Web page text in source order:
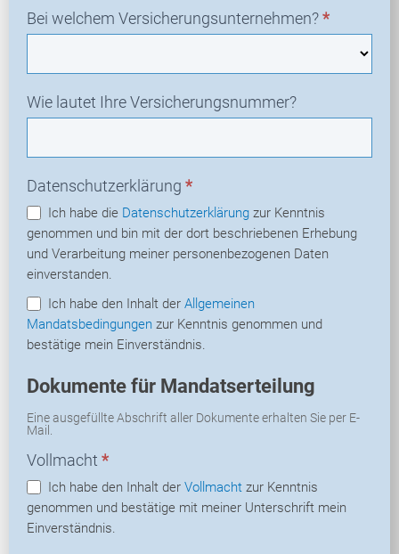
Bei welchem Versicherungsunternehmen?*
Wie lautet Ihre Versicherungsnummer?
Datenschutzerklärung *
Ich habe die Datenschutzerklärung zur Kenntnis
genommen und bin mit der dort beschriebenen Erhebung
und Verarbeitung meiner personenbezogenen Daten
einverstanden.
Ich habe den Inhalt der Allgemeinen
Mandatsbedingungen
bestätige mein Einverständnis.
Dokumente für Mandatserteilung
Eine ausgefüllte Abschrift aller Dokumente erhalten Sie per E-
Mail.
Vollmacht *
Ich habe den Inhalt der Vollmacht zur Kenntnis
genommen und bestätige mit meiner Unterschrift mein
Einverständnis.